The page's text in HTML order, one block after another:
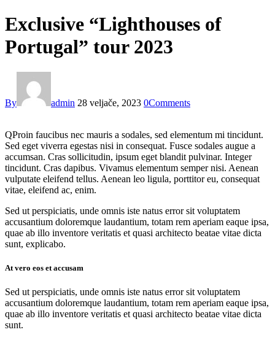
Exclusive “Lighthouses of
Portugal” tour 2023
By admin 28 veljače, 2023 0Comments
QProin faucibus nec mauris a sodales, sed elementum mi tincidunt.
Sed eget viverra egestas nisi in consequat. Fusce sodales augue a
accumsan. Cras sollicitudin, ipsum eget blandit pulvinar. Integer
tincidunt. Cras dapibus. Vivamus elementum semper nisi. Aenean
vulputate eleifend tellus. Aenean leo ligula, porttitor eu, consequat
vitae, eleifend ac, enim.
Sed ut perspiciatis, unde omnis iste natus error sit voluptatem
accusantium doloremque laudantium, totam rem aperiam eaque ipsa,
quae ab illo inventore veritatis et quasi architecto beatae vitae dicta
sunt, explicabo.
At vero eos et accusam
Sed ut perspiciatis, unde omnis iste natus error sit voluptatem
accusantium doloremque laudantium, totam rem aperiam eaque ipsa,
quae ab illo inventore veritatis et quasi architecto beatae vitae dicta
sunt.